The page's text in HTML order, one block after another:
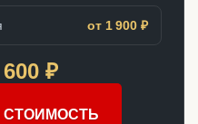
от 1 900 ₽
₽
СТОИМОСТЬ